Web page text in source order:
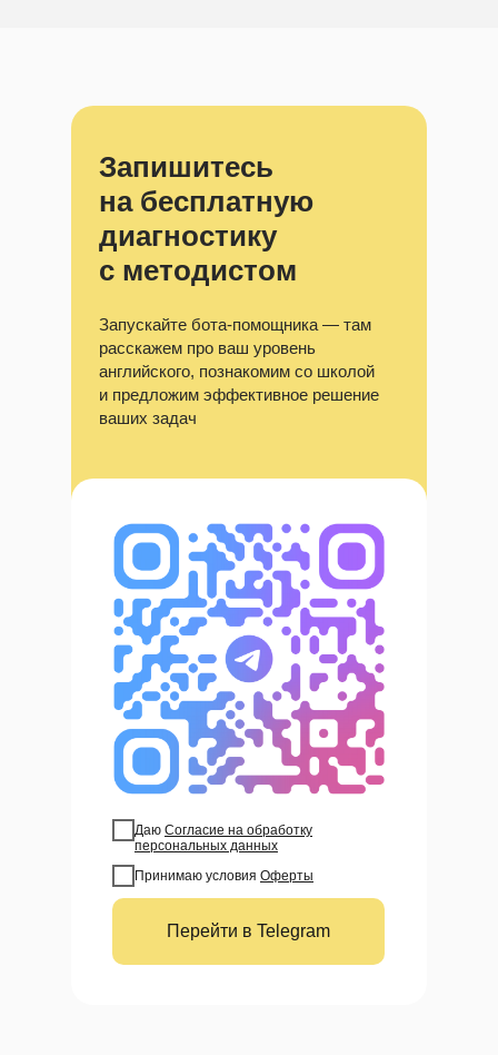
Запишитесь
на бесплатную
диагностику
с методистом
Запускайте бота-помощника — там
расскажем про ваш уровень
английского, познакомим со школой
и предложим эффективное решение
ваших задач
Даю Согласие на обработку
персональных данных
Принимаю условия Оферты
Перейти в Telegram